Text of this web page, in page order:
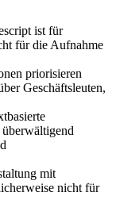
ist für
für die Aufnahme
priorisieren
Geschäftsleuten,
mit
nicht für